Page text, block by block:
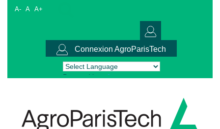
A- A A+
Connexion AgroParisTech
Powered by Translate